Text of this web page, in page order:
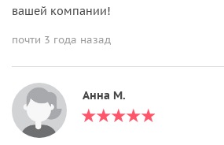
вашей компании!
почти 3 года назад
Анна М.